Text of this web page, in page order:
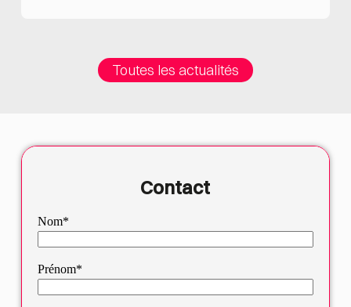
Toutes les actualités
Contact
Nom*
Prénom*